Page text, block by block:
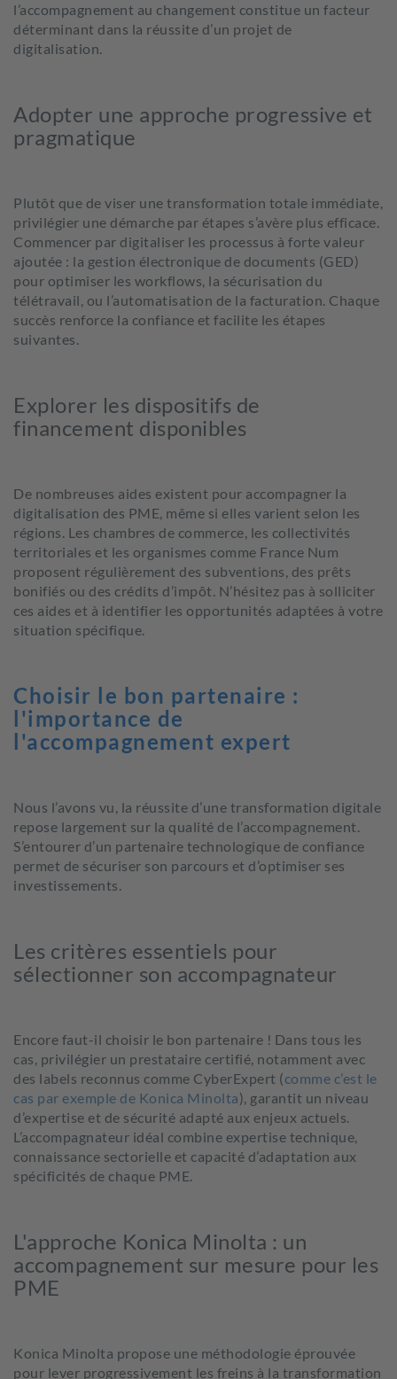
l’accompagnement au changement constitue un facteur
déterminant dans la réussite d’un projet de
digitalisation.
Adopter une approche progressive et
pragmatique
Plutôt que de viser une transformation totale immédiate,
privilégier une démarche par étapes s’avère plus efficace.
Commencer par digitaliser les processus à forte valeur
ajoutée : la gestion électronique de documents (GED)
pour optimiser les workflows, la sécurisation du
télétravail, ou l’automatisation de la facturation. Chaque
succès renforce la confiance et facilite les étapes
suivantes.
Explorer les dispositifs de
financement disponibles
De nombreuses aides existent pour accompagner la
digitalisation des PME, même si elles varient selon les
régions. Les chambres de commerce, les collectivités
territoriales et les organismes comme France Num
proposent régulièrement des subventions, des prêts
bonifiés ou des crédits d’impôt. N’hésitez pas à solliciter
ces aides et à identifier les opportunités adaptées à votre
situation spécifique.
Choisir le bon partenaire :
l'importance de
l'accompagnement expert
Nous l’avons vu, la réussite d’une transformation digitale
repose largement sur la qualité de l’accompagnement.
S’entourer d’un partenaire technologique de confiance
permet de sécuriser son parcours et d’optimiser ses
investissements.
Les critères essentiels pour
sélectionner son accompagnateur
Encore faut-il choisir le bon partenaire ! Dans tous les
cas, privilégier un prestataire certifié, notamment avec
des labels reconnus comme CyberExpert (comme c’est le
cas par exemple de Konica Minolta), garantit un niveau
d’expertise et de sécurité adapté aux enjeux actuels.
L’accompagnateur idéal combine expertise technique,
connaissance sectorielle et capacité d’adaptation aux
spécificités de chaque PME.
L'approche Konica Minolta : un
accompagnement sur mesure pour les
PME
Konica Minolta propose une méthodologie éprouvée
pour lever progressivement les freins à la transformation